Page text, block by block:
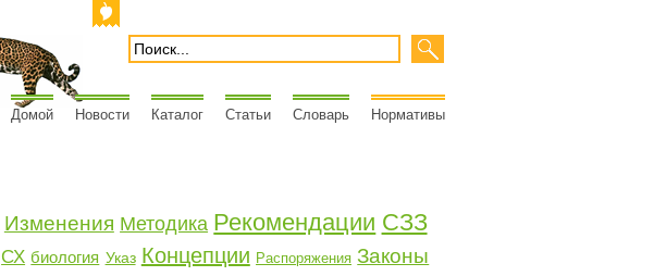
Домой Новости Каталог Статьи Словарь Нормативы
Изменения Методика Рекомендации СЗЗ
СХ биология Указ Концепции Распоряжения Законы